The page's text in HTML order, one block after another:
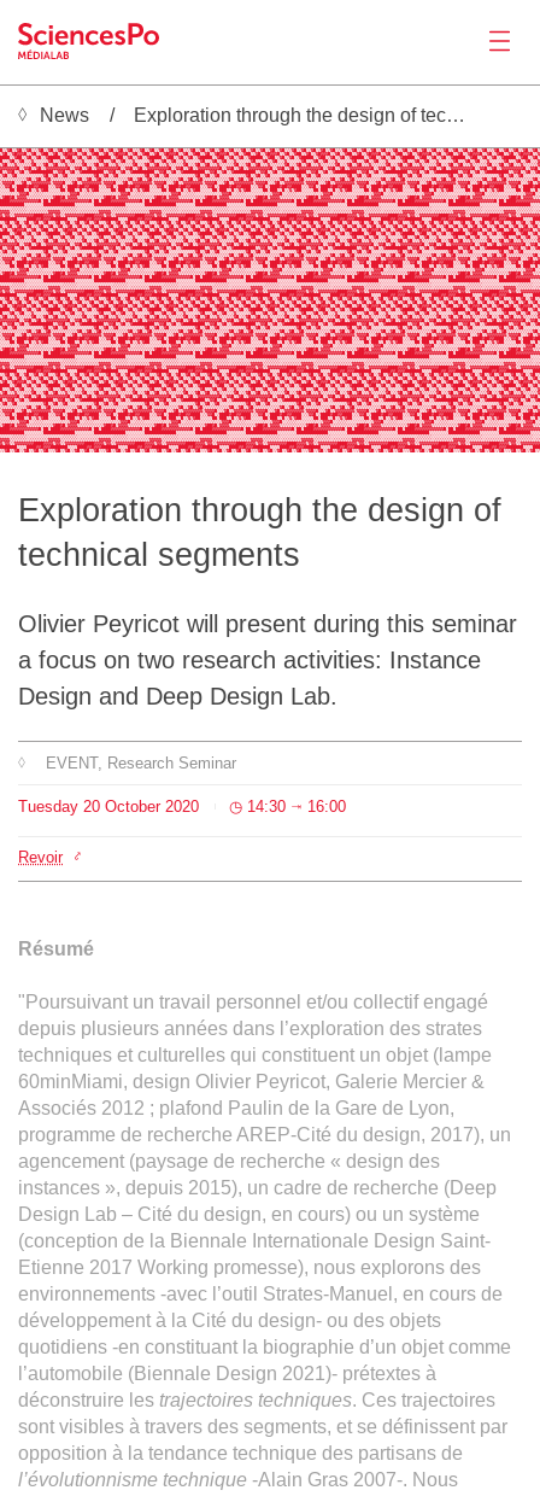
News
Productions
Activities
Tools
Seminar
Team
The médialab
News Exploration through the design of technical segments
Exploration through the design of
technical segments
Olivier Peyricot will present during this seminar
a focus on two research activities: Instance
Design and Deep Design Lab.
EVENT, Research Seminar
Tuesday 20 October 2020 14:30 ⇥ 16:00
Revoir
Résumé
"Poursuivant un travail personnel et/ou collectif engagé
depuis plusieurs années dans l’exploration des strates
techniques et culturelles qui constituent un objet (lampe
60minMiami, design Olivier Peyricot, Galerie Mercier &
Associés 2012 ; plafond Paulin de la Gare de Lyon,
programme de recherche AREP-Cité du design, 2017), un
agencement (paysage de recherche « design des
instances », depuis 2015), un cadre de recherche (Deep
Design Lab – Cité du design, en cours) ou un système
(conception de la Biennale Internationale Design Saint-
Etienne 2017 Working promesse), nous explorons des
environnements -avec l’outil Strates-Manuel, en cours de
développement à la Cité du design- ou des objets
quotidiens -en constituant la biographie d’un objet comme
l’automobile (Biennale Design 2021)- prétextes à
déconstruire les trajectoires techniques. Ces trajectoires
sont visibles à travers des segments, et se définissent par
opposition à la tendance technique des partisans de
l’évolutionnisme technique -Alain Gras 2007-. Nous